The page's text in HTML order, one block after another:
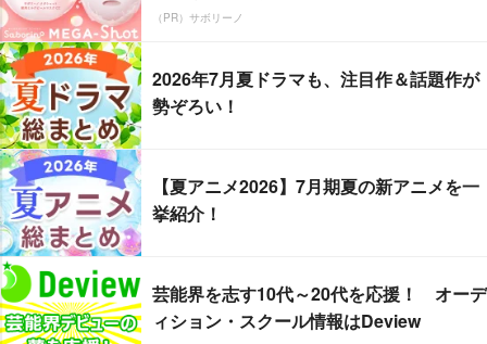
（PR）サボリーノ
2026年7月夏ドラマも、注目作＆話題作が
勢ぞろい！
【夏アニメ2026】7月期夏の新アニメを一
挙紹介！
芸能界を志す10代～20代を応援！ オーデ
ィション・スクール情報はDeview